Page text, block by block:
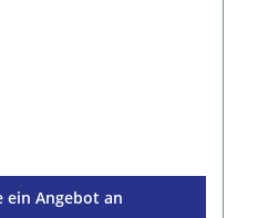
ein Angebot an